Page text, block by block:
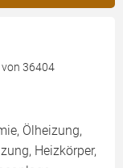
36404
Ölheizung,
Heizkörper,